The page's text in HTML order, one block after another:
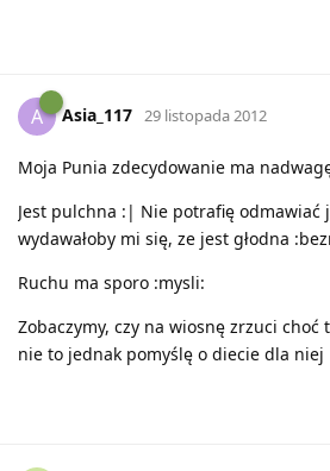
A Asia_117 29 listopada 2012
Moja Punia zdecydowanie ma
Jest pulchna :| Nie potrafię odmawiać
wydawałoby mi się, ze jest głodna
Ruchu ma sporo :mysli:
Zobaczymy, czy na wiosnę zrzuci choć
nie to jednak pomyślę o diecie dla niej